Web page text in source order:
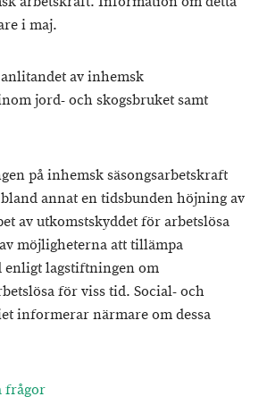
i maj.
av inhemsk
jord- och skogsbruket samt
på inhemsk säsongsarbetskraft
annat en tidsbunden höjning av
av utkomstskyddet för arbetslösa
möjligheterna att tillämpa
lagstiftningen om
för viss tid. Social- och
informerar närmare om dessa
frågor